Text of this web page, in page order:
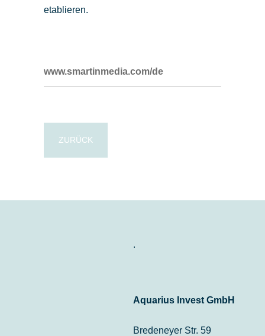
etablieren.
www.smartinmedia.com/de
ZURÜCK
.
Aquarius Invest GmbH
Bredeneyer Str. 59